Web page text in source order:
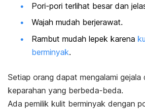
Pori-pori terlihat besar dan
Wajah mudah berjerawat.
Rambut mudah lepek karena
berminyak.
Setiap orang dapat mengalami
keparahan yang berbeda-beda.
Ada pemilik kulit berminyak dengan